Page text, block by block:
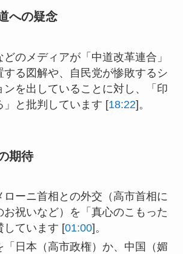
への疑念
どのメディアが「中道改革連合」
する図解や、自民党が惨敗するシ
ンを出していることに対し、「印
」と批判しています [18:22]。
期待
ローニ首相との外交（高市首相に
お祝いなど）を「真心のこもった
しています [01:00]。
「日本（高市政権）か、中国（媚